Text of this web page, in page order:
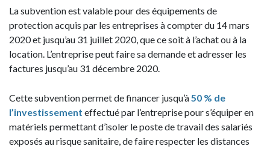
La subvention est valable pour des équipements de
protection acquis par les entreprises à compter du 14 mars
2020 et jusqu’au 31 juillet 2020, que ce soit à l’achat ou à la
location. L’entreprise peut faire sa demande et adresser les
factures jusqu’au 31 décembre 2020.
Cette subvention permet de financer jusqu’à50 % de
l’investissement effectué par l’entreprise pour s’équiper en
matériels permettant d’isoler le poste de travail des salariés
exposés au risque sanitaire, de faire respecter les distances